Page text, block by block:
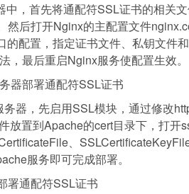
中，首先将通配符SSL证书的相关
然后打开Nginx的主配置文件
的配置，指定证书文件、私钥文件
，最后重启Nginx服务使配置生效。
器部署通配符SSL证书
器，先启用SSL模块，通过修改
放置到Apache的cert目录下，打开
、
服务即可完成部署。
署通配符SSL证书